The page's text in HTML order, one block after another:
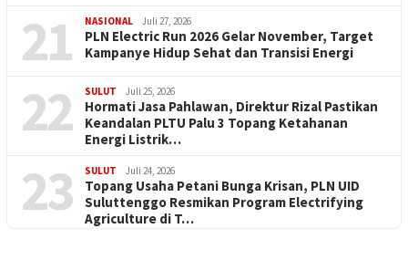
21 NASIONAL Juli 27, 2026
PLN Electric Run 2026 Gelar November, Target
Kampanye Hidup Sehat dan Transisi Energi
22 SULUT Juli 25, 2026
Hormati Jasa Pahlawan, Direktur Rizal Pastikan
Keandalan PLTU Palu 3 Topang Ketahanan
Energi Listrik…
23 SULUT Juli 24, 2026
Topang Usaha Petani Bunga Krisan, PLN UID
Suluttenggo Resmikan Program Electrifying
Agriculture di T…